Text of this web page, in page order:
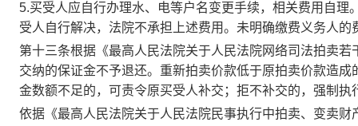
5.买受人应自行办理水、电等户名变更手续，相关费用自
受人自行解决， 法院不承担上述费用。未明确缴费义务人的
第十三条根据《最高人民法院关于人民法院网络司法拍卖
交纳的保证金不予退还。 重新拍卖价款低于原拍卖价款造成
金数额不足的，可责令原买受人补交；拒不补交的，强制执
依据 《最高人民法院关于人民法院民事执行中拍卖、变卖财